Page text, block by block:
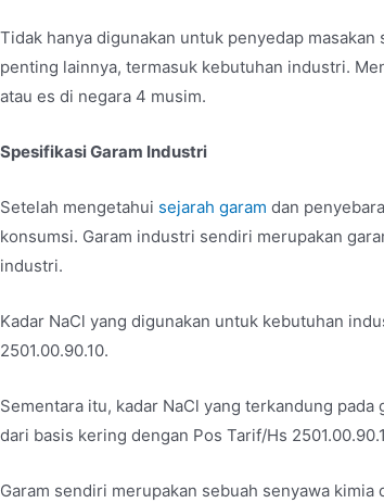
Tidak hanya digunakan untuk penyedap
penting lainnya, termasuk kebutuhan industri.
atau es di negara 4 musim.
Spesifikasi Garam Industri
Setelah mengetahui sejarah garam dan
konsumsi. Garam industri sendiri merupakan
industri.
Kadar NaCl yang digunakan untuk kebutuhan
2501.00.90.10.
Sementara itu, kadar NaCl yang terkandung
dari basis kering dengan Pos Tarif/Hs
Garam sendiri merupakan sebuah senyawa